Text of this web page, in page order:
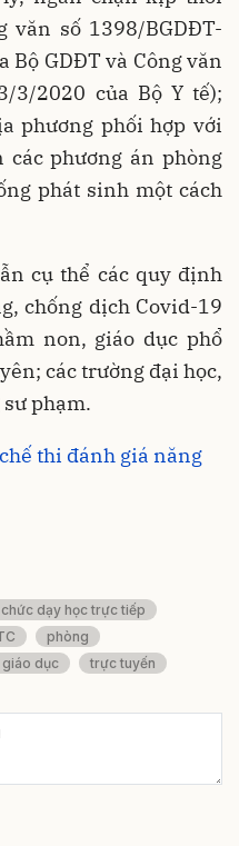
văn số 1398/BGDĐT-
Bộ GDĐT và Công văn
3/2020 của Bộ Y tế);
phương phối hợp với
các phương án phòng
phát sinh một cách
cụ thể các quy định
chống dịch Covid-19
non, giáo dục phổ
các trường đại học,
phạm.
thi đánh giá năng
dạy học trực tiếp
phòng
giáo dục trực tuyến